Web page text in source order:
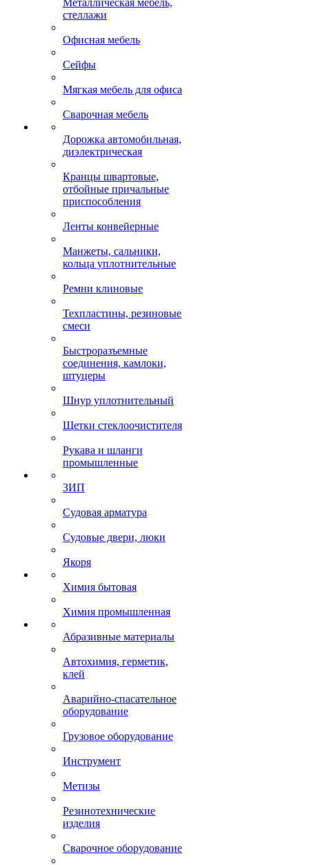
Металлическая мебель,
стеллажи
Офисная мебель
Сейфы
Мягкая мебель для офиса
Сварочная мебель
Дорожка автомобильная,
диэлектрическая
Кранцы швартовые,
отбойные причальные
приспособления
Ленты конвейерные
Манжеты, сальники,
кольца уплотнительные
Ремни клиновые
Техпластины, резиновые
смеси
Быстроразъемные
соединения, камлоки,
штуцеры
Шнур уплотнительный
Щетки стеклоочистителя
Рукава и шланги
промышленные
ЗИП
Судовая арматура
Судовые двери, люки
Якоря
Химия бытовая
Химия промышленная
Абразивные материалы
Автохимия, герметик,
клей
Аварийно-спасательное
оборудование
Грузовое оборудование
Инструмент
Метизы
Резинотехнические
изделия
Сварочное оборудование